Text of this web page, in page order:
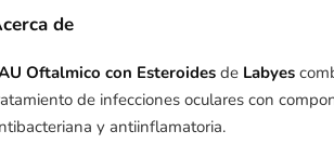
de
Oftalmico con Esteroidesde Labyes
de infecciones oculares con
y antiinflamatoria.